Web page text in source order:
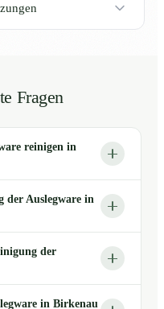
Fragen
reinigen in
der Auslegware in
der
in Birkenau